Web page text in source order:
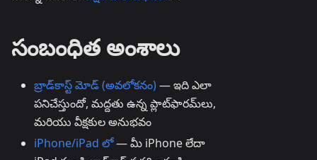
సంబంధిత అంశాలు
బ్రాడ్‌కాస్ట్ మోడ్ (అవలోకనం)— ఇది ఎలా
పనిచేస్తుందో, మద్దతు ఉన్న ప్లాట్‌ఫారమ్‌లు,
మరియు వీక్షకుల అనుభవం
iPhone/iPad లో— మీ iPhone లేదా